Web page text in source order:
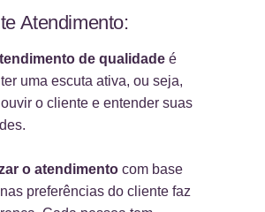
Atendimento:
de qualidade é
uma escuta ativa, ou seja,
o cliente e entender suas
o atendimento com base
preferências do cliente faz